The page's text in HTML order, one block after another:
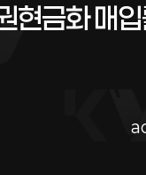
현금화 매